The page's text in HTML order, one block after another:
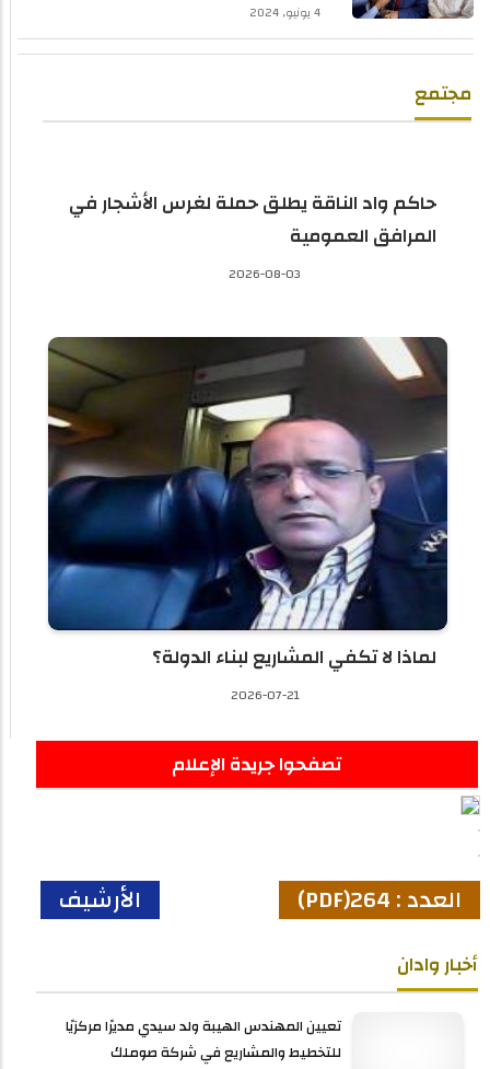
4 يونيو, 2024
مجتمع
حاكم واد الناقة يطلق حملة لغرس الأشجار في
المرافق العمومية
2026-08-03
لماذا لا تكفي المشاريع لبناء الدولة؟
2026-07-21
تصفحوا جريدة الإعلام
العدد : 264(PDF) الأرشيف
أخبار وادان
تعيين المهندس الهيبة ولد سيدي مديرًا مركزيًا
للتخطيط والمشاريع في شركة صوملك